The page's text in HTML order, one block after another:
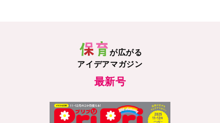
が広がる
アイデアマガジン
最新号